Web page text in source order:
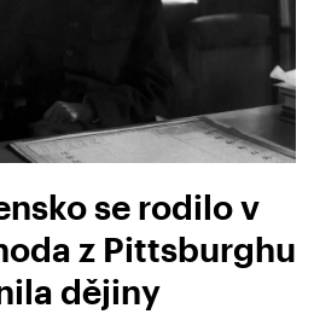
se rodilo v
z Pittsburghu
dějiny